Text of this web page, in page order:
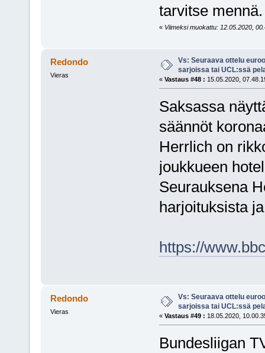
tarvitse mennä.
« Viimeksi muokattu: 12.05.2020,
Redondo
Vieras
Vs: Seuraava ottelu
sarjoissa tai UCL:ssä
« Vastaus #48 : 15.05.2020,
Saksassa
säännöt
Herrlich on
joukkueen
Seurauksena
harjoituksista
https://
Redondo
Vieras
Vs: Seuraava ottelu
sarjoissa tai UCL:ssä
« Vastaus #49 : 18.05.2020,
Bundesliigan